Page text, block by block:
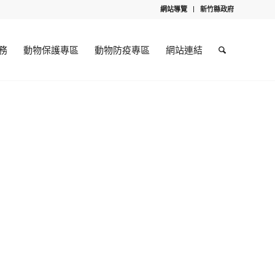
網站導覽 新竹縣政府
動物保護專區 動物防疫專區 網站連結